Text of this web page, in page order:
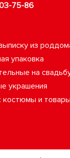
75-86
из
упаковка
на
украшения
костюмы и товары